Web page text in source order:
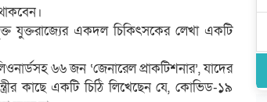
যুক্তরাজ্যের একদল চিকিৎসকের লেখা একটি
৬৬ জন ‘জেনারেল প্রাকটিশনার’, যাদের
কাছে একটি চিঠি লিখেছেন যে, কোভিড-১৯